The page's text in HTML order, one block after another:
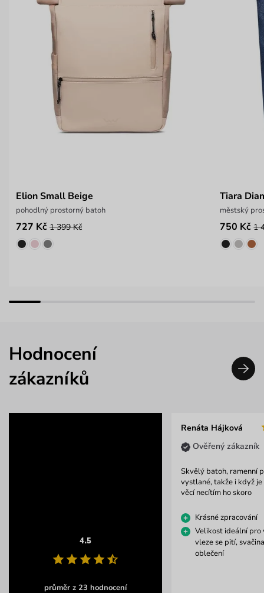
Elion Small Beige
pohodlný prostorný batoh
727 Kč 1 399 Kč
Tiara
městský
750 Kč 1
Hodnocení
zákazníků
4.5
průměr z 23 hodnocení
Renáta Hájková
Ověřený zákazník
Skvělý batoh, ramenní
vystlané, takže i když
věcí necítím ho skoro
Krásné zpracování
Velikost ideální pro
vleze se pití,
oblečení